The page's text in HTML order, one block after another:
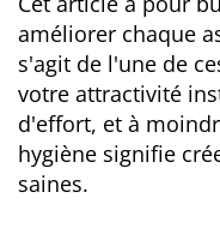
améliorer chaque
s'agit de l'une de
votre attractivité
d'effort, et à
hygiène signifie
saines.